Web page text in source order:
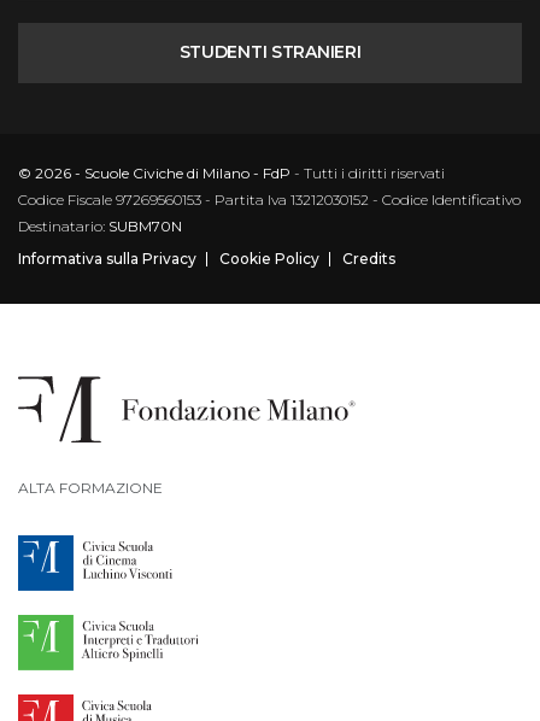
STUDENTI STRANIERI
© 2026 - Scuole Civiche di Milano - FdP - Tutti i diritti riservati
Codice Fiscale 97269560153 - Partita Iva 13212030152 - Codice Identificativo
Destinatario: SUBM70N
Informativa sulla Privacy
Cookie Policy Credits
ALTA FORMAZIONE